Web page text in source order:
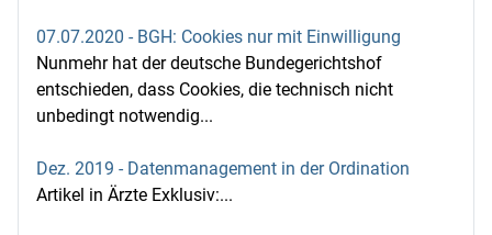
07.07.2020 - BGH: Cookies nur mit Einwilligung
Nunmehr hat der deutsche Bundegerichtshof
entschieden, dass Cookies, die technisch nicht
unbedingt notwendig...
Dez. 2019 - Datenmanagement in der Ordination
Artikel in Ärzte Exklusiv:...